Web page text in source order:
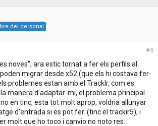
del personal
#4
noves", ara estic tornat a fer els perfils al
migrar desde x52 (que els hi costava fer-
problemes estan amb el TrackIr, com es
manera d'adaptar-mi, el problema principal
en tinc, esta tot molt aprop, voldria allunyar
d'entrada si es pot fer. (tinc el trackir5), i
molt que ho toco i canvio no noto res.